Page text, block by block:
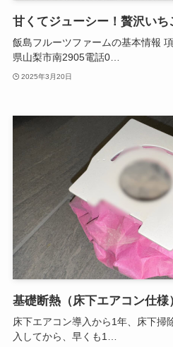
甘くてジューシー！贅沢いち
飯島フルーツファームの基本情報
県山梨市南2905電話0…
2025年3月20日
基礎断熱（床下エアコン仕
床下エアコン導入から1年、床下掃
入してから、早くも1…